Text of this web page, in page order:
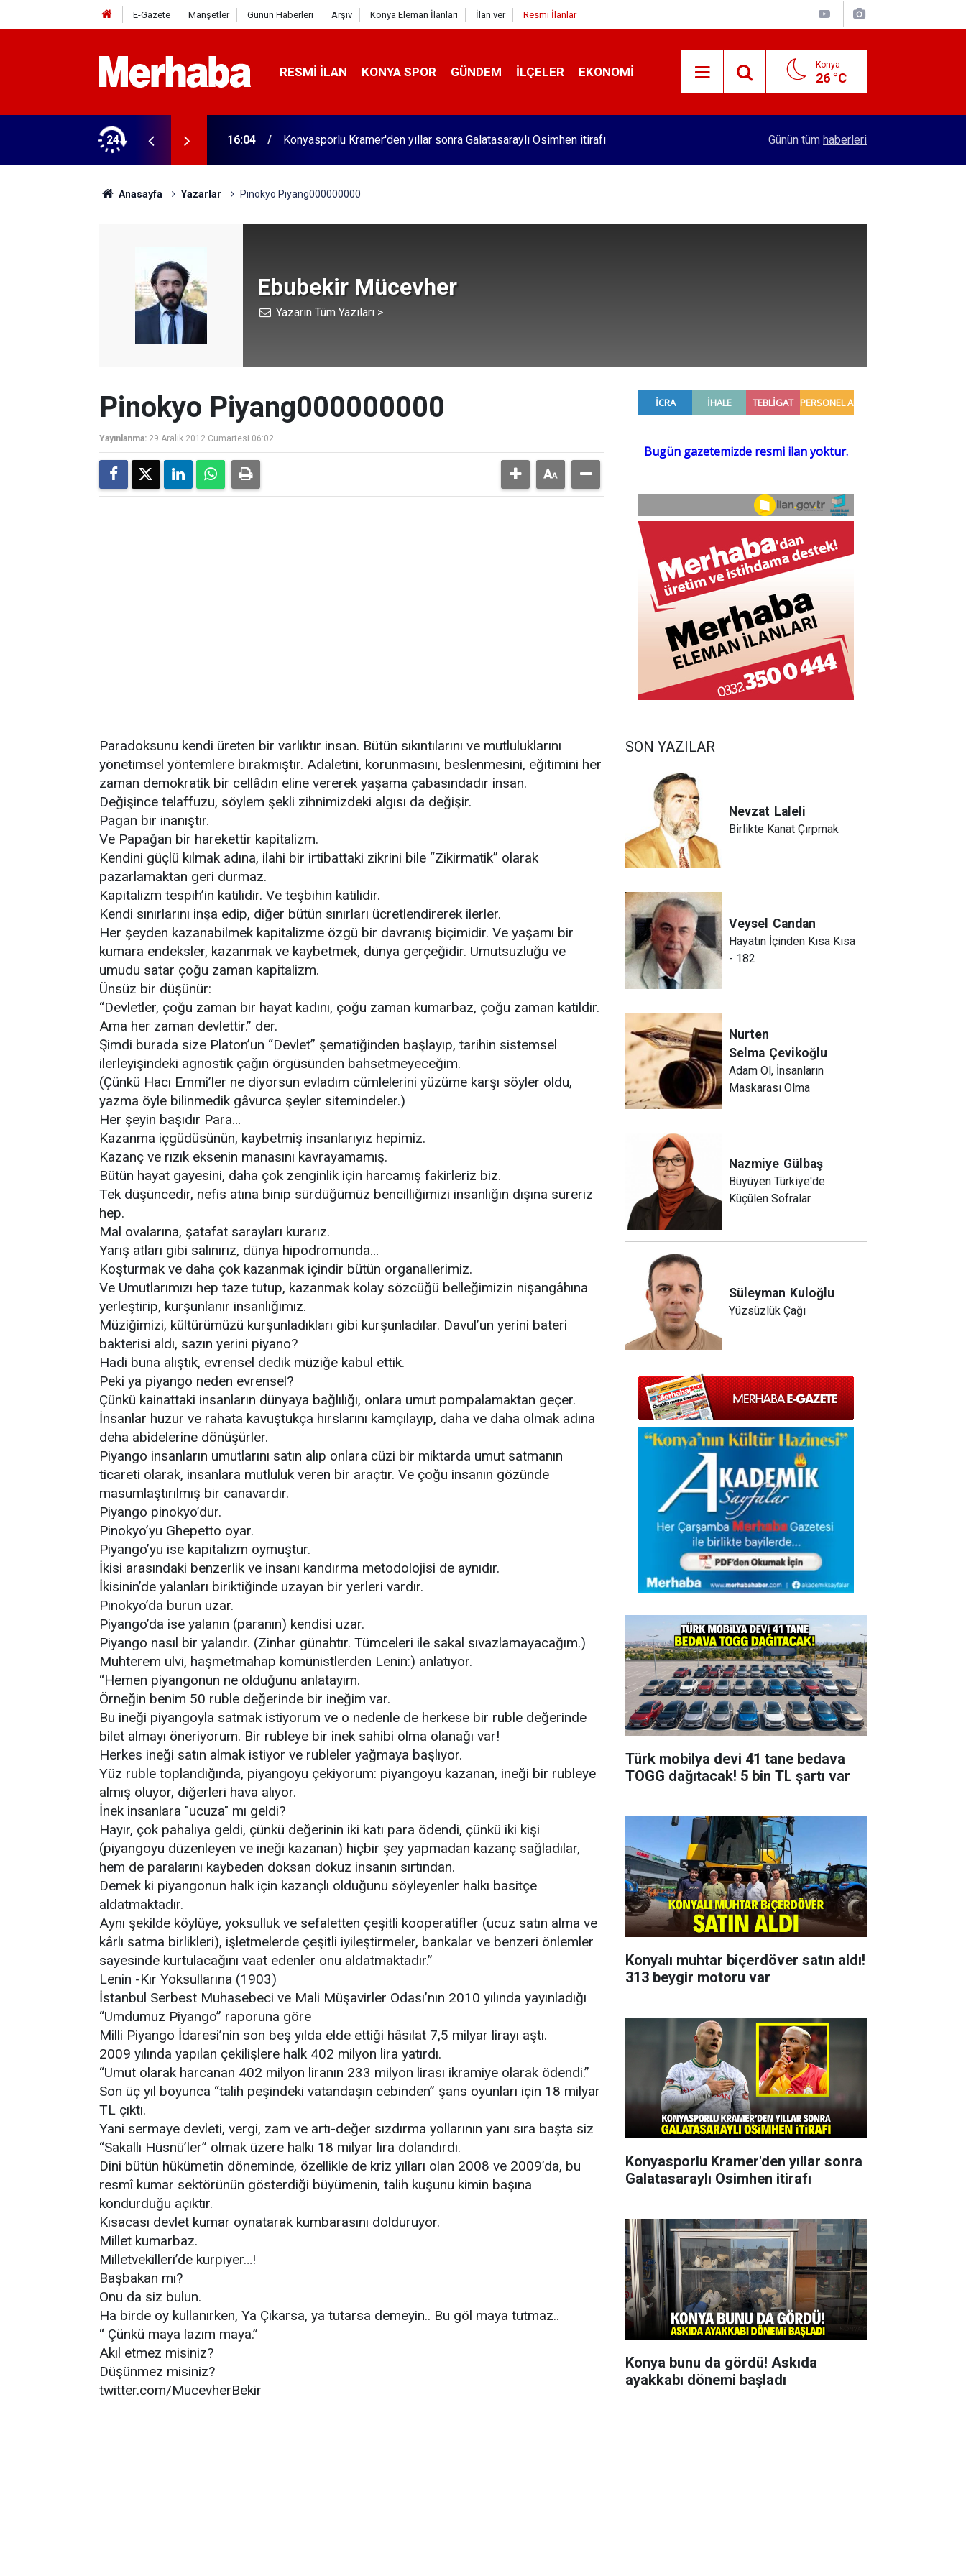
E-Gazete Manşetler Günün Haberleri Arşiv Konya Eleman İlanları İlan ver Resmi İlanlar
RESMI İLAN KONYA SPOR GÜNDEM İLÇELER EKONOMI Konya
26 °C
24
313 beygir motoru var 16:04 Konyasporlu Kramer'den yıllar sonra Galatasaraylı Osimhen itirafı Merkez Bankası rezervleri açıklandı
Günün tüm haberleri
Anasayfa Yazarlar Pinokyo Piyang000000000
Ebubekir Mücevher
Yazarın Tüm Yazıları >
Pinokyo Piyang000000000
Yayınlanma: 29 Aralık 2012 Cumartesi 06:02
Paradoksunu kendi üreten bir varlıktır insan. Bütün sıkıntılarını ve mutluluklarını
yönetimsel yöntemlere bırakmıştır. Adaletini, korunmasını, beslenmesini, eğitimini her
zaman demokratik bir cellâdın eline vererek yaşama çabasındadır insan.
Değişince telaffuzu, söylem şekli zihnimizdeki algısı da değişir.
Pagan bir inanıştır.
Ve Papağan bir harekettir kapitalizm.
Kendini güçlü kılmak adına, ilahi bir irtibattaki zikrini bile “Zikirmatik” olarak
pazarlamaktan geri durmaz.
Kapitalizm tespih’in katilidir. Ve teşbihin katilidir.
Kendi sınırlarını inşa edip, diğer bütün sınırları ücretlendirerek ilerler.
Her şeyden kazanabilmek kapitalizme özgü bir davranış biçimidir. Ve yaşamı bir
kumara endeksler, kazanmak ve kaybetmek, dünya gerçeğidir. Umutsuzluğu ve
umudu satar çoğu zaman kapitalizm.
Ünsüz bir düşünür:
“Devletler, çoğu zaman bir hayat kadını, çoğu zaman kumarbaz, çoğu zaman katildir.
Ama her zaman devlettir.” der.
Şimdi burada size Platon’un “Devlet” şematiğinden başlayıp, tarihin sistemsel
ilerleyişindeki agnostik çağın örgüsünden bahsetmeyeceğim.
(Çünkü Hacı Emmi’ler ne diyorsun evladım cümlelerini yüzüme karşı söyler oldu,
yazma öyle bilinmedik gâvurca şeyler sitemindeler.)
Her şeyin başıdır Para…
Kazanma içgüdüsünün, kaybetmiş insanlarıyız hepimiz.
Kazanç ve rızık eksenin manasını kavrayamamış.
Bütün hayat gayesini, daha çok zenginlik için harcamış fakirleriz biz.
Tek düşüncedir, nefis atına binip sürdüğümüz bencilliğimizi insanlığın dışına süreriz
hep.
Mal ovalarına, şatafat sarayları kurarız.
Yarış atları gibi salınırız, dünya hipodromunda…
Koşturmak ve daha çok kazanmak içindir bütün organallerimiz.
Ve Umutlarımızı hep taze tutup, kazanmak kolay sözcüğü belleğimizin nişangâhına
yerleştirip, kurşunlanır insanlığımız.
Müziğimizi, kültürümüzü kurşunladıkları gibi kurşunladılar. Davul’un yerini bateri
bakterisi aldı, sazın yerini piyano?
Hadi buna alıştık, evrensel dedik müziğe kabul ettik.
Peki ya piyango neden evrensel?
Çünkü kainattaki insanların dünyaya bağlılığı, onlara umut pompalamaktan geçer.
İnsanlar huzur ve rahata kavuştukça hırslarını kamçılayıp, daha ve daha olmak adına
deha abidelerine dönüşürler.
Piyango insanların umutlarını satın alıp onlara cüzi bir miktarda umut satmanın
ticareti olarak, insanlara mutluluk veren bir araçtır. Ve çoğu insanın gözünde
masumlaştırılmış bir canavardır.
Piyango pinokyo’dur.
Pinokyo’yu Ghepetto oyar.
Piyango’yu ise kapitalizm oymuştur.
İkisi arasındaki benzerlik ve insanı kandırma metodolojisi de aynıdır.
İkisinin’de yalanları biriktiğinde uzayan bir yerleri vardır.
Pinokyo’da burun uzar.
Piyango’da ise yalanın (paranın) kendisi uzar.
Piyango nasıl bir yalandır. (Zinhar günahtır. Tümceleri ile sakal sıvazlamayacağım.)
Muhterem ulvi, haşmetmahap komünistlerden Lenin:) anlatıyor.
“Hemen piyangonun ne olduğunu anlatayım.
Örneğin benim 50 ruble değerinde bir ineğim var.
Bu ineği piyangoyla satmak istiyorum ve o nedenle de herkese bir ruble değerinde
bilet almayı öneriyorum. Bir rubleye bir inek sahibi olma olanağı var!
Herkes ineği satın almak istiyor ve rubleler yağmaya başlıyor.
Yüz ruble toplandığında, piyangoyu çekiyorum: piyangoyu kazanan, ineği bir rubleye
almış oluyor, diğerleri hava alıyor.
İnek insanlara "ucuza" mı geldi?
Hayır, çok pahalıya geldi, çünkü değerinin iki katı para ödendi, çünkü iki kişi
(piyangoyu düzenleyen ve ineği kazanan) hiçbir şey yapmadan kazanç sağladılar,
hem de paralarını kaybeden doksan dokuz insanın sırtından.
Demek ki piyangonun halk için kazançlı olduğunu söyleyenler halkı basitçe
aldatmaktadır.
Aynı şekilde köylüye, yoksulluk ve sefaletten çeşitli kooperatifler (ucuz satın alma ve
kârlı satma birlikleri), işletmelerde çeşitli iyileştirmeler, bankalar ve benzeri önlemler
sayesinde kurtulacağını vaat edenler onu aldatmaktadır.”
Lenin -Kır Yoksullarına (1903)
İstanbul Serbest Muhasebeci ve Mali Müşavirler Odası’nın 2010 yılında yayınladığı
“Umdumuz Piyango” raporuna göre
Milli Piyango İdaresi’nin son beş yılda elde ettiği hâsılat 7,5 milyar lirayı aştı.
2009 yılında yapılan çekilişlere halk 402 milyon lira yatırdı.
“Umut olarak harcanan 402 milyon liranın 233 milyon lirası ikramiye olarak ödendi.”
Son üç yıl boyunca “talih peşindeki vatandaşın cebinden” şans oyunları için 18 milyar
TL çıktı.
Yani sermaye devleti, vergi, zam ve artı-değer sızdırma yollarının yanı sıra başta siz
“Sakallı Hüsnü’ler” olmak üzere halkı 18 milyar lira dolandırdı.
Dini bütün hükümetin döneminde, özellikle de kriz yılları olan 2008 ve 2009’da, bu
resmî kumar sektörünün gösterdiği büyümenin, talih kuşunu kimin başına
kondurduğu açıktır.
Kısacası devlet kumar oynatarak kumbarasını dolduruyor.
Millet kumarbaz.
Milletvekilleri’de kurpiyer…!
Başbakan mı?
Onu da siz bulun.
Ha birde oy kullanırken, Ya Çıkarsa, ya tutarsa demeyin.. Bu göl maya tutmaz..
“ Çünkü maya lazım maya.”
Akıl etmez misiniz?
Düşünmez misiniz?
twitter.com/MucevherBekir
SON YAZILAR
Nevzat Laleli
Birlikte Kanat Çırpmak
Veysel Candan
Hayatın İçinden Kısa Kısa
- 182
Nurten
Selma Çevikoğlu
Adam Ol, İnsanların
Maskarası Olma
Nazmiye Gülbaş
Büyüyen Türkiye'de
Küçülen Sofralar
Süleyman Kuloğlu
Yüzsüzlük Çağı
Türk mobilya devi 41 tane bedava
TOGG dağıtacak! 5 bin TL şartı var
Konyalı muhtar biçerdöver satın aldı!
313 beygir motoru var
Konyasporlu Kramer'den yıllar sonra
Galatasaraylı Osimhen itirafı
Konya bunu da gördü! Askıda
ayakkabı dönemi başladı